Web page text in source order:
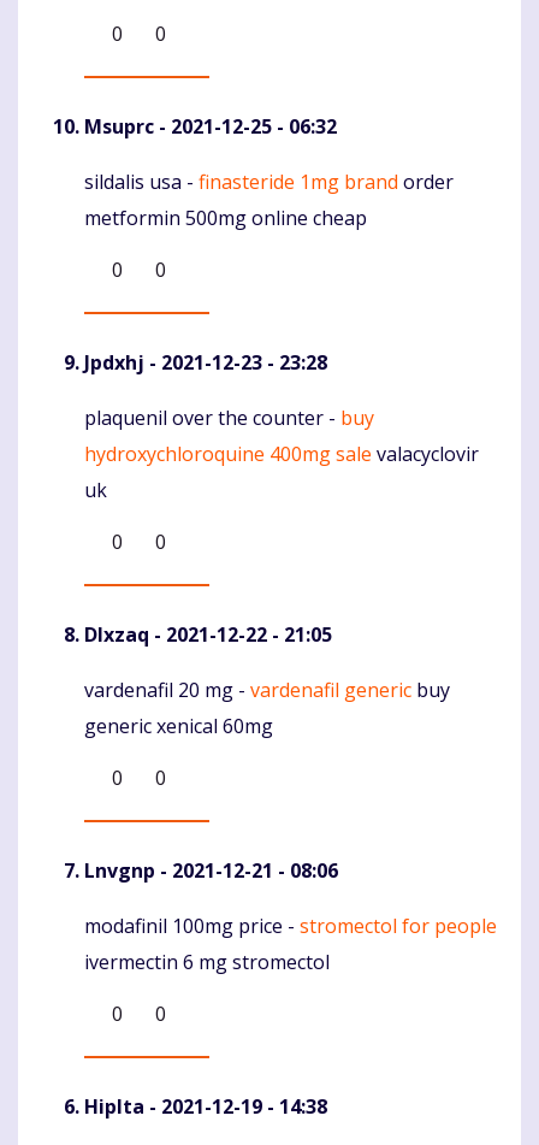
0 0
Msuprc - 2021-12-25 - 06:32
Komentaras
sildalis usa - finasteride 1mg brand order
metformin 500mg online cheap
0
0
Jpdxhj - 2021-12-23 - 23:28
Komentaras
plaquenil over the counter - buy
hydroxychloroquine 400mg sale valacyclovir
uk
0
0
Dlxzaq - 2021-12-22 - 21:05
Komentaras
vardenafil 20 mg - vardenafil generic buy
generic xenical 60mg
0
0
Lnvgnp - 2021-12-21 - 08:06
Komentaras
modafinil 100mg price - stromectol for people
ivermectin 6 mg stromectol
0
0
Hiplta - 2021-12-19 - 14:38